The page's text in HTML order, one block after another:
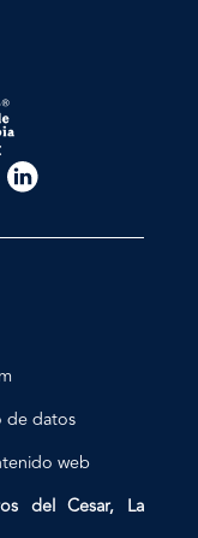
de datos
web
del Cesar, La